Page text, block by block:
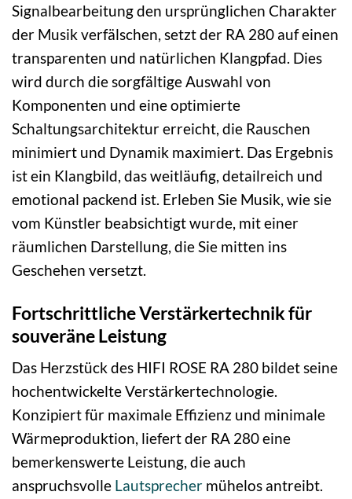
Signalbearbeitung den ursprünglichen Charakter
der Musik verfälschen, setzt der RA 280 auf einen
transparenten und natürlichen Klangpfad. Dies
wird durch die sorgfältige Auswahl von
Komponenten und eine optimierte
Schaltungsarchitektur erreicht, die Rauschen
minimiert und Dynamik maximiert. Das Ergebnis
ist ein Klangbild, das weitläufig, detailreich und
emotional packend ist. Erleben Sie Musik, wie sie
vom Künstler beabsichtigt wurde, mit einer
räumlichen Darstellung, die Sie mitten ins
Geschehen versetzt.
Fortschrittliche Verstärkertechnik für
souveräne Leistung
Das Herzstück des HIFI ROSE RA 280 bildet seine
hochentwickelte Verstärkertechnologie.
Konzipiert für maximale Effizienz und minimale
Wärmeproduktion, liefert der RA 280 eine
bemerkenswerte Leistung, die auch
anspruchsvolle Lautsprecher mühelos antreibt.